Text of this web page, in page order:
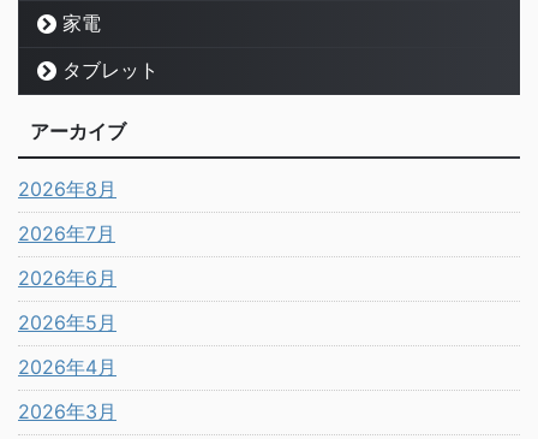
家電
タブレット
アーカイブ
2026年8月
2026年7月
2026年6月
2026年5月
2026年4月
2026年3月